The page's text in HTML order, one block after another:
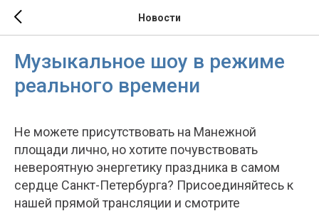
Новости
Музыкальное шоу в режиме
реального времени
Не можете присутствовать на Манежной
площади лично, но хотите почувствовать
невероятную энергетику праздника в самом
сердце Санкт-Петербурга? Присоединяйтесь к
нашей прямой трансляции и смотрите